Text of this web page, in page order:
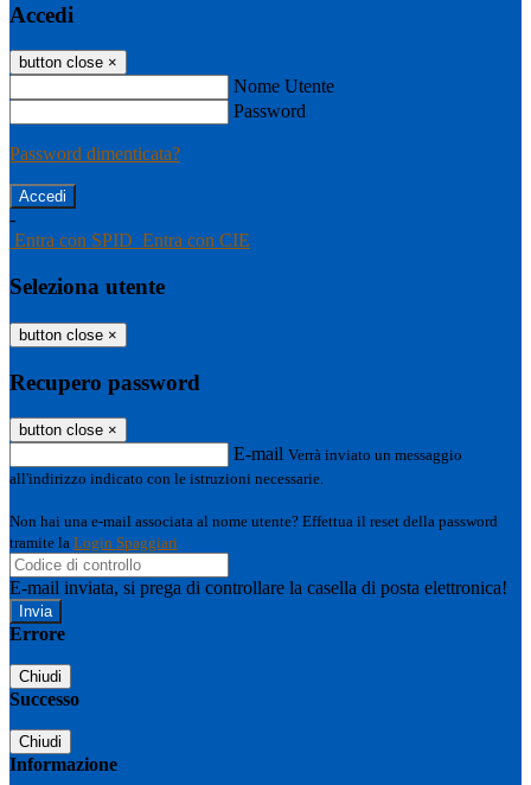
Accedi
button close ×
Nome Utente
Password
Password dimenticata?
-
Entra con SPID Entra con CIE
Seleziona utente
button close ×
Recupero password
button close ×
E-mail Verrà inviato un messaggio
all'indirizzo indicato con le istruzioni necessarie.
Non hai una e-mail associata al nome utente? Effettua il reset della password
tramite la Login Spaggiari
E-mail inviata, si prega di controllare la casella di posta elettronica!
Errore
Chiudi
Successo
Chiudi
Informazione